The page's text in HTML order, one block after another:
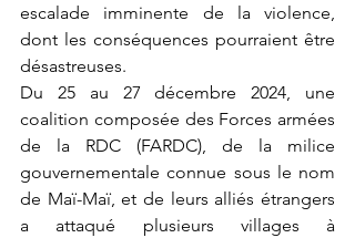
escalade imminente de la violence,
dont les conséquences pourraient être
désastreuses.
Du 25 au 27 décembre 2024, une
coalition composée des Forces armées
de la RDC (FARDC), de la milice
gouvernementale connue sous le nom
de Maï-Maï, et de leurs alliés étrangers
a attaqué plusieurs villages à